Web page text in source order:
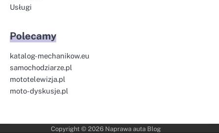
Usługi
Polecamy
katalog-mechanikow.eu
samochodziarze.pl
mototelewizja.pl
moto-dyskusje.pl
Copyright © 2026 Naprawa auta Blog